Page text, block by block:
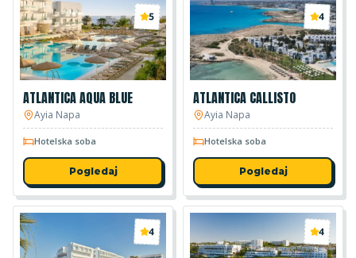
5
ATLANTICA AQUA BLUE
Ayia Napa
Hotelska soba
Pogledaj
4
ATLANTICA CALLISTO
Ayia Napa
Hotelska soba
Pogledaj
4 4